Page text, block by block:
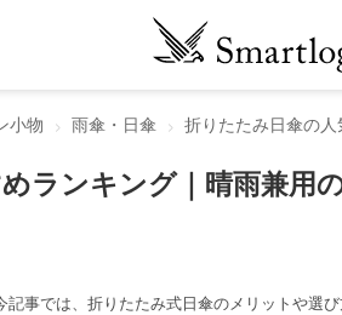
小物 雨傘・日傘 折りたたみ日傘の
ランキング｜晴雨兼用
事では、折りたたみ式日傘のメリットや選